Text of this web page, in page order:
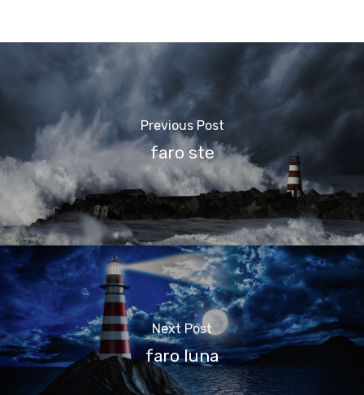
Previous Post
faro ste
Next Post
faro luna